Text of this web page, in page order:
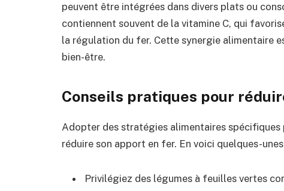
peuvent être intégrées dans divers plats ou
contiennent souvent de la vitamine C, qui
la régulation du fer. Cette synergie alimentaire
bien-être.
Conseils pratiques pour
Adopter des stratégies alimentaires spécifiques
réduire son apport en fer. En voici quelques-unes
Privilégiez des légumes à feuilles vertes